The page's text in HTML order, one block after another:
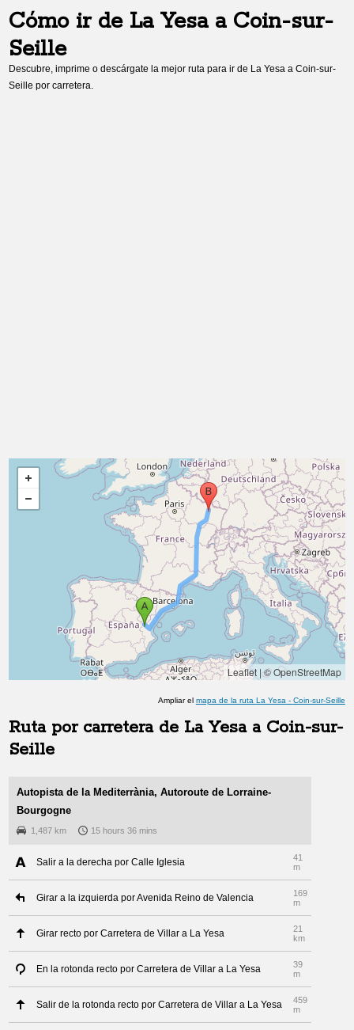
Cómo ir de La Yesaa Coin-sur-
Seille
Descubre, imprime o descárgate la mejor ruta para ir de La Yesa aCoin-sur-
Seille por carretera.
Leaflet|© OpenStreetMap
Ampliar el mapa de la ruta La Yesa - Coin-sur-Seille
Ruta por carretera de La Yesaa Coin-sur-
Seille
Autopista de la Mediterrània, Autoroute de Lorraine-
Bourgogne
1,487 km 15 hours 36 mins
Salir a la derecha por Calle Iglesia
41
m
Girar a la izquierda por Avenida Reino de Valencia
169
m
Girar recto por Carretera de Villar a La Yesa
21
km
En la rotonda recto por Carretera de Villar a La Yesa
39
m
Salir de la rotonda recto por Carretera de Villar a La Yesa
459
m